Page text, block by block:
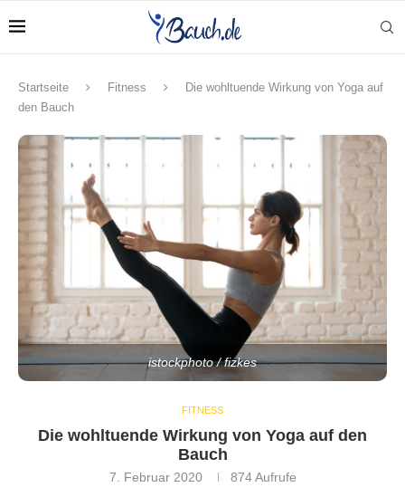
Startseite Fitness
Die wohltuende Wirkung von Yoga auf
den Bauch
istockphoto / fizkes
FITNESS
Die wohltuende Wirkung von Yoga auf den
Bauch
7. Februar 2020 874Aufrufe